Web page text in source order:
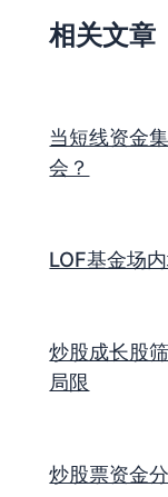
相关文章
当短线资金
会？
LOF基金场
炒股成长股
局限
炒股票资金